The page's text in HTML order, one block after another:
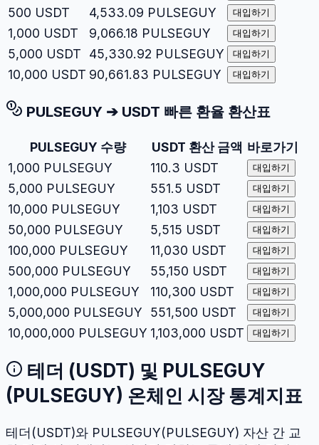
500 USDT 4,533.09 PULSEGUY 대입하기
1,000 USDT 9,066.18 PULSEGUY 대입하기
5,000 USDT 45,330.92 PULSEGUY 대입하기
10,000 USDT 90,661.83 PULSEGUY 대입하기
PULSEGUY ➔ USDT 빠른 환율 환산표
PULSEGUY 수량 USDT 환산 금액 바로가기
1,000 PULSEGUY 110.3 USDT 대입하기
5,000 PULSEGUY 551.5 USDT 대입하기
10,000 PULSEGUY 1,103 USDT 대입하기
50,000 PULSEGUY 5,515 USDT 대입하기
100,000 PULSEGUY 11,030 USDT 대입하기
500,000 PULSEGUY 55,150 USDT 대입하기
1,000,000 PULSEGUY 110,300 USDT 대입하기
5,000,000 PULSEGUY 551,500 USDT 대입하기
10,000,000 PULSEGUY 1,103,000 USDT 대입하기
테더 (USDT) 및 PULSEGUY
( PULSEGUY) 온체인 시장 통계지표
테더 (USDT)와 PULSEGUY(PULSEGUY) 자산 간 교